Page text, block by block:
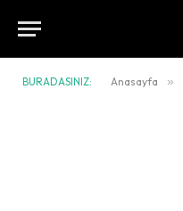
BURADASINIZ: Anasayfa »